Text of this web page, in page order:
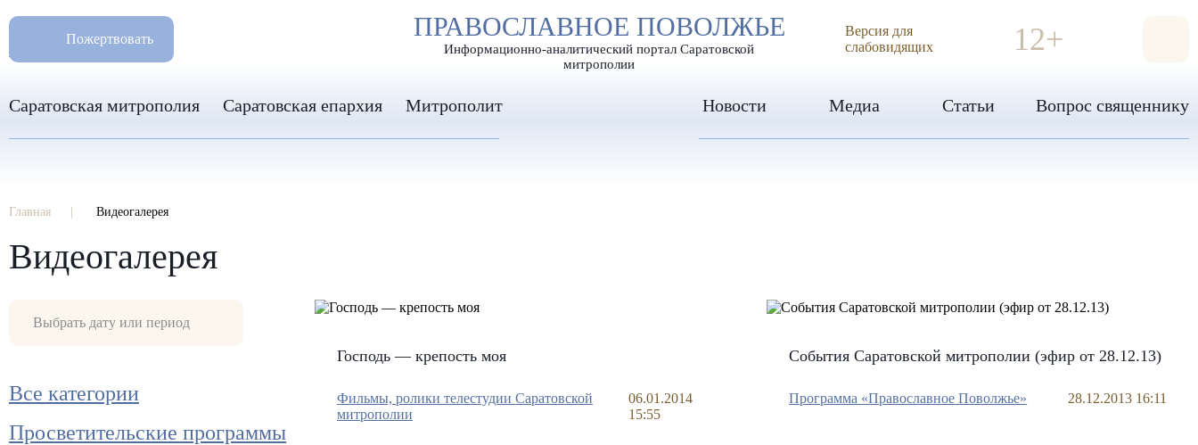
РАЗМЕР ШРИФТА А А А ИЗОБРАЖЕНИЯ
ПРАВОСЛАВНОЕ ПОВОЛЖЬЕ
Информационно-аналитический портал Саратовской
митрополии
Пожертвовать
8 960 346 31 04
info-sar@mail.ru
Версия для
слабовидящих
12+
Саратовская митрополия Саратовская епархия Митрополит Новости Медиа Статьи Вопрос священнику
Главная Видеогалерея
Видеогалерея
Все категории
Просветительские программы
Господь — крепость моя
Фильмы, ролики телестудии Саратовской
митрополии
06.01.2014
15:55
События Саратовской митрополии (эфир от 28.12.13)
Программа «Православное Поволжье» 28.12.2013 16:11